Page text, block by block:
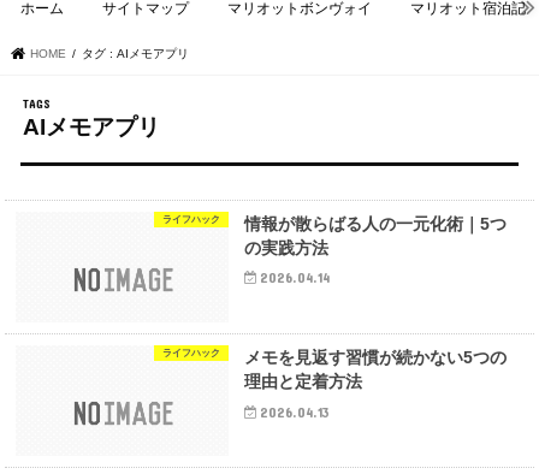
ホーム サイトマップ マリオットボンヴォイ マリオット宿泊記
HOME タグ : AIメモアプリ
AIメモアプリ
ライフハック
情報が散らばる人の一元化術｜5つ
の実践方法
2026.04.14
ライフハック
メモを見返す習慣が続かない5つの
理由と定着方法
2026.04.13